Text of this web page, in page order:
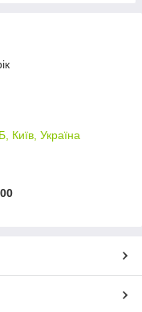
Київ, Україна